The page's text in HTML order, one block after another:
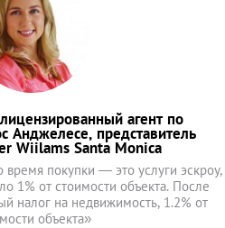
агент по
Анджелесе, представитель
Wiilams Santa Monica
покупки — это услуги эскроу,
1% от стоимости объекта. После
налог на недвижимость, 1.2% от
объекта»